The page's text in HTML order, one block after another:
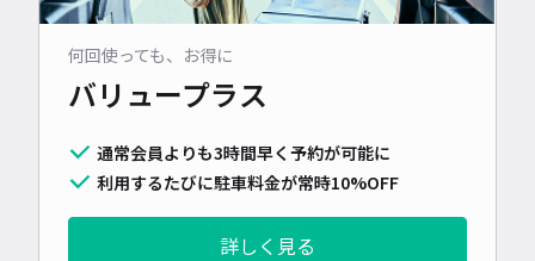
何回使っても、お得に
バリュープラス
通常会員よりも3時間早く予約が可能に
利用するたびに駐車料金が常時10%OFF
詳しく見る